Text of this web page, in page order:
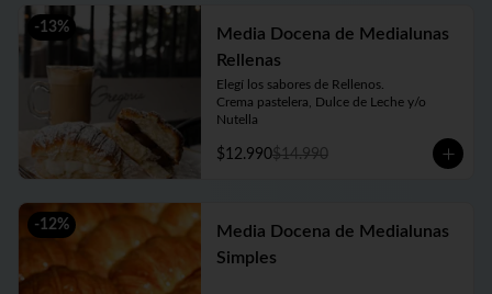
-13%
Media Docena de Medialunas
Rellenas
Elegí los sabores de Rellenos.
Crema pastelera, Dulce de Leche y/o
Nutella
$12.990$14.990
-12%
Media Docena de Medialunas
Simples